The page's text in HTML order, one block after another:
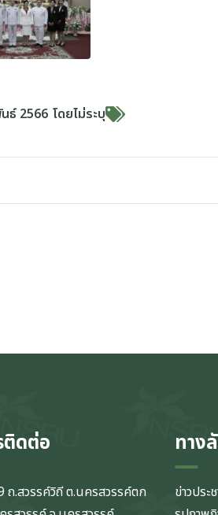
ธ์ 2566 โดยไม่ระบุ
ดต่อ
ถ.สวรรค์วิถี ต.นครสวรรค์ตก
ทาง
ข่าวปร